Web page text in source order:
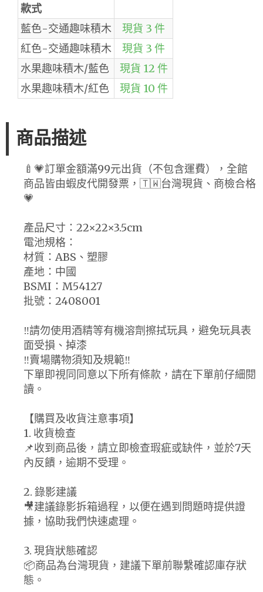
款式
藍色-交通趣味積木
現貨 3 件
紅色-交通趣味積木
現貨 3 件
水果趣味積木/藍色
現貨 12 件
水果趣味積木/紅色
現貨 10 件
商品描述
🍼💗訂單金額滿99元出貨（不包含運費），全館
商品皆由蝦皮代開發票，🇹🇼台灣現貨、商檢合格
💗
產品尺寸：22×22×3.5cm
電池規格：
材質：ABS、塑膠
產地：中國
BSMI：M54127
批號：2408001
‼️請勿使用酒精等有機溶劑擦拭玩具，避免玩具表
面受損、掉漆
‼️賣場購物須知及規範‼️
下單即視同同意以下所有條款，請在下單前仔細閱
讀。
【購買及收貨注意事項】
1. 收貨檢查
📌收到商品後，請立即檢查瑕疵或缺件，並於7天
內反饋，逾期不受理。
2. 錄影建議
🎥建議錄影拆箱過程，以便在遇到問題時提供證
據，協助我們快速處理。
3. 現貨狀態確認
📦商品為台灣現貨，建議下單前聯繫確認庫存狀
態。